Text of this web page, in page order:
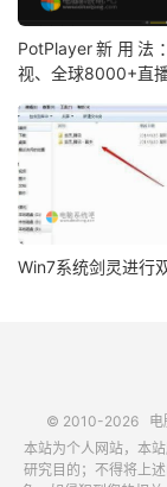
PotPlayer新用法
视、全球8000+直
Win7系统剑灵进行
© 2010-2026 电
本站为个人网站，本
研究目的；不得将上